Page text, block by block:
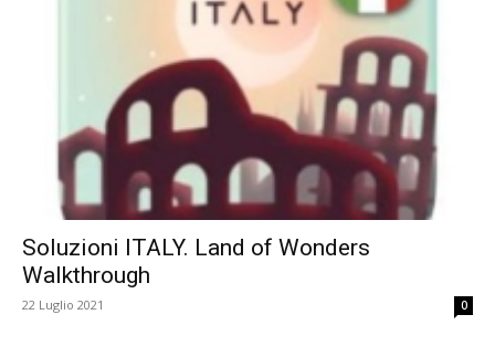
Soluzioni ITALY. Land of Wonders
Walkthrough
22 Luglio 2021 0